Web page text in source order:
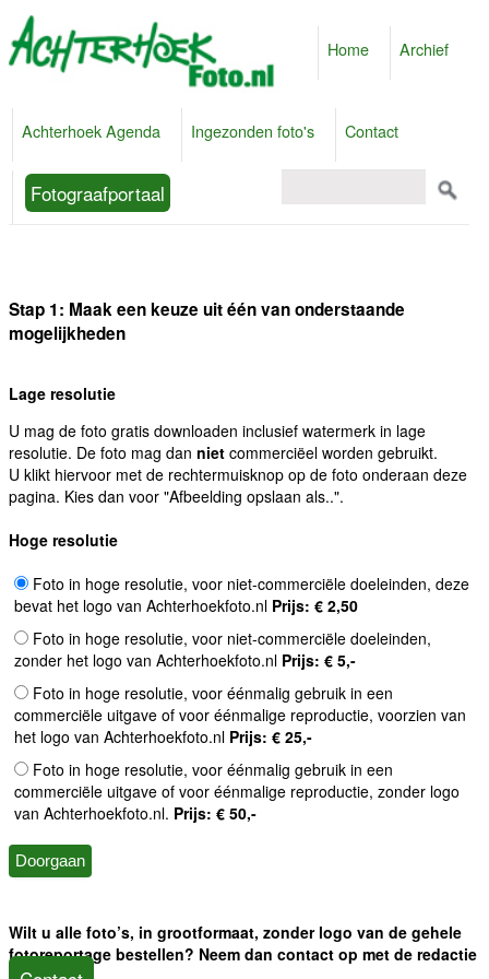
Home Archief
Achterhoek Agenda Ingezonden foto's Contact
Fotograafportaal
Stap 1: Maak een keuze uit één van onderstaande
mogelijkheden
Lage resolutie
U mag de foto gratis downloaden inclusief watermerk in lage
resolutie. De foto mag dan niet commerciëel worden gebruikt.
U klikt hiervoor met de rechtermuisknop op de foto onderaan deze
pagina. Kies dan voor "Afbeelding opslaan als..".
Hoge resolutie
Foto in hoge resolutie, voor niet-commerciële doeleinden, deze
bevat het logo van Achterhoekfoto.nl Prijs: € 2,50
Foto in hoge resolutie, voor niet-commerciële doeleinden,
zonder het logo van Achterhoekfoto.nl Prijs: € 5,-
Foto in hoge resolutie, voor éénmalig gebruik in een
commerciële uitgave of voor éénmalige reproductie, voorzien van
het logo van Achterhoekfoto.nl Prijs: € 25,-
Foto in hoge resolutie, voor éénmalig gebruik in een
commerciële uitgave of voor éénmalige reproductie, zonder logo
van Achterhoekfoto.nl. Prijs: € 50,-
Wilt u alle foto’s, in grootformaat, zonder logo van de gehele
fotoreportage bestellen? Neem dan contact op met de redactie